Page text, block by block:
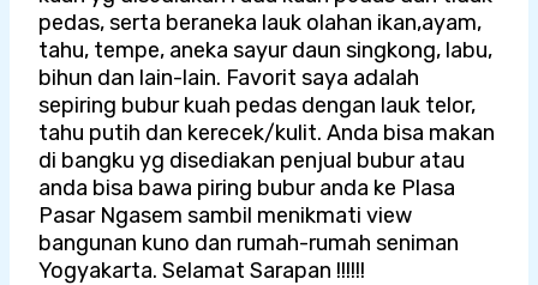
pedas, serta beraneka lauk olahan ikan,ayam,
tahu, tempe, aneka sayur daun singkong, labu,
bihun dan lain-lain. Favorit saya adalah
sepiring bubur kuah pedas dengan lauk telor,
tahu putih dan kerecek/kulit. Anda bisa makan
di bangku yg disediakan penjual bubur atau
anda bisa bawa piring bubur anda ke Plasa
Pasar Ngasem sambil menikmati view
bangunan kuno dan rumah-rumah seniman
Yogyakarta. Selamat Sarapan !!!!!!